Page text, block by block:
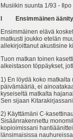
Musiikin suunta 1/93 -
I Ensimmäinen
Ensimmäinen elävä
matkusti joukko etelän
allekirjoittanut akustisine
Tuon matkan toinen
alkeistason töppäykset,
1) En löydä koko
päivämääriä, ei
kyseiseltä matkalta
Sen sijaan
2) Käyttämäni C-
Sisäänrakennettu
kopioimissani
länsimaisissa nauhureissa.